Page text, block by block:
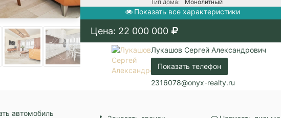
Тип дома:
Монолитный
Вид из окон:
На море
Ремонт:
Балкон:
Коммуникации:
Газовый котел / Центральная
канализация / Центральное
водоснабжение
Парковка:
Придомовая
Показать все характеристики
Цена: 22 000 000
Лукашов Сергей Александрович
Показать телефон
2316078@onyx-realty.ru
автомобиль